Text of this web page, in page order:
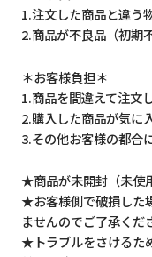
1.注文した商品と違う
2.商品が不良品（初期
＊お客様負担＊
1.商品を間違えて注文し
2.購入した商品が気に
3.その他お客様の都合
★商品が未開封（未使
★お客様側で破損した
ませんのでご了承くだ
★トラブルをさけるた